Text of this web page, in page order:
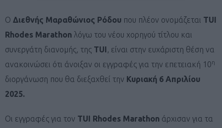
Ο Διεθνής Μαραθώνιος Ρόδου που πλέον ονομάζεται TUI
Rhodes Marathon λόγω του νέου χορηγού τίτλου και
συνεργάτη διανομής, της TUI, είναι στην ευχάριστη θέση να
ανακοινώσει ότι άνοιξαν οι εγγραφές για την επετειακή 10η
διοργάνωση που θα διεξαχθεί την Κυριακή 6 Απριλίου
2025.
Οι εγγραφές για τον TUI Rhodes Marathon άρχισαν για τα